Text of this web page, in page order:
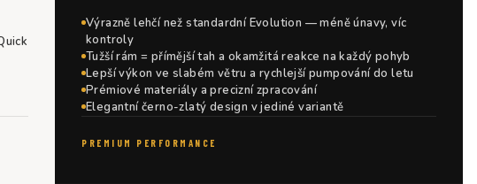
Výrazně lehčí než standardní Evolution — méně únavy, víc
kontroly
Tužší rám = přímější tah a okamžitá reakce na každý pohyb
Lepší výkon ve slabém větru a rychlejší pumpování do letu
Prémiové materiály a precizní zpracování
Elegantní černo-zlatý design v jediné variantě
PREMIUM PERFORMANCE